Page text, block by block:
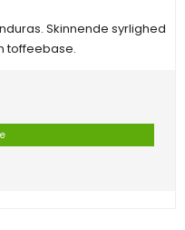
Skinnende syrlighed
toffeebase.